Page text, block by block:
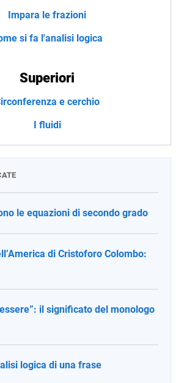
Impara le frazioni
si fa l'analisi logica
Superiori
e cerchio
I fluidi
le equazioni di secondo grado
di Cristoforo Colombo:
il significato del monologo
logica di una frase